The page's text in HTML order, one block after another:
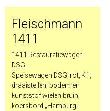
Fleischmann
1411
1411 Restauratiewagen
DSG
Speisewagen DSG, rot, K1,
draaistellen, bodem en
kunststof wielen bruin,
koersbord „Hamburg-